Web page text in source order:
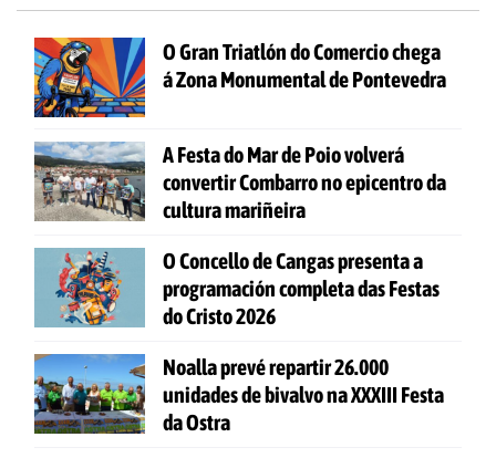
O Gran Triatlón do Comercio chega
á Zona Monumental de Pontevedra
A Festa do Mar de Poio volverá
convertir Combarro no epicentro da
cultura mariñeira
O Concello de Cangas presenta a
programación completa das Festas
do Cristo 2026
Noalla prevé repartir 26.000
unidades de bivalvo na XXXIII Festa
da Ostra